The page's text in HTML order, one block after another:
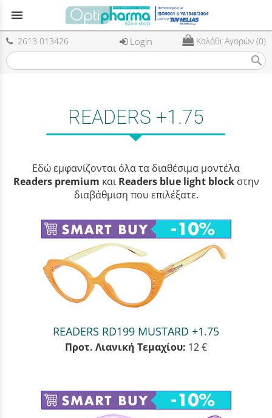
menu
2613 013426 Login Καλάθι Αγορών (0)
search
READERS +1.75
Εδώ εμφανίζονται όλα τα διαθέσιμα μοντέλα
Readers premium καιReaders blue light block στην
διαβάθμιση που επιλέξατε.
READERS RD199 MUSTARD +1.75
Προτ. Λιανική Τεμαχίου: 12 €